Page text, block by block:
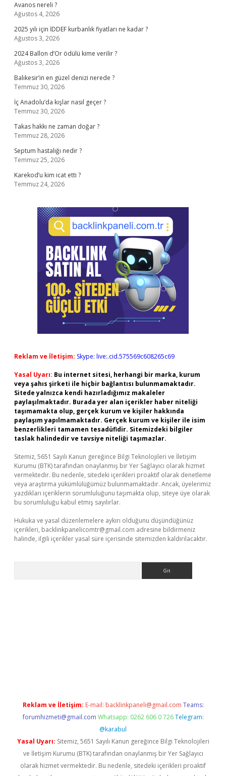
Avanos nereli ?
Ağustos 4, 2026
2025 yılı için İDDEF kurbanlık fiyatları ne kadar ?
Ağustos 3, 2026
2024 Ballon d’Or ödülü kime verilir ?
Ağustos 3, 2026
Balıkesir’in en güzel denizi nerede ?
Temmuz 30, 2026
İç Anadolu’da kışlar nasıl geçer ?
Temmuz 30, 2026
Takas hakkı ne zaman doğar ?
Temmuz 28, 2026
Septum hastalığı nedir ?
Temmuz 25, 2026
Karekod’u kim icat etti ?
Temmuz 24, 2026
Reklam ve İletişim: Skype: live:.cid.575569c608265c69
Yasal Uyarı: Bu internet sitesi, herhangi bir marka, kurum
veya şahıs şirketi ile hiçbir bağlantısı bulunmamaktadır.
Sitede yalnızca kendi hazırladığımız makaleler
paylaşılmaktadır. Burada yer alan içerikler haber niteliği
taşımamakta olup, gerçek kurum ve kişiler hakkında
paylaşım yapılmamaktadır. Gerçek kurum ve kişiler ile isim
benzerlikleri tamamen tesadüfidir. Sitemizdeki bilgiler
taslak halindedir ve tavsiye niteliği taşımazlar.
Sitemiz, 5651 Sayılı Kanun gereğince Bilgi Teknolojileri ve İletişim
Kurumu (BTK) tarafından onaylanmış bir Yer Sağlayıcı olarak hizmet
vermektedir. Bu nedenle, sitedeki içerikleri proaktif olarak denetleme
veya araştırma yükümlülüğümüz bulunmamaktadır. Ancak, üyelerimiz
yazdıkları içeriklerin sorumluluğunu taşımakta olup, siteye üye olarak
bu sorumluluğu kabul etmiş sayılırlar.
Hukuka ve yasal düzenlemelere aykırı olduğunu düşündüğünüz
içerikleri, backlinkpanelicomtr@gmail.com adresine bildirmeniz
halinde, ilgili içerikler yasal süre içerisinde sitemizden kaldırılacaktır.
Reklam ve İletişim: E-mail: backlinkpaneli@gmail.com Teams:
forumhizmeti@gmail.com Whatsapp: 0262 606 0 726 Telegram:
@karabul
Yasal Uyarı: Sitemiz, 5651 Sayılı Kanun gereğince Bilgi Teknolojileri
ve İletişim Kurumu (BTK) tarafından onaylanmış bir Yer Sağlayıcı
olarak hizmet vermektedir. Bu nedenle, sitedeki içerikleri proaktif